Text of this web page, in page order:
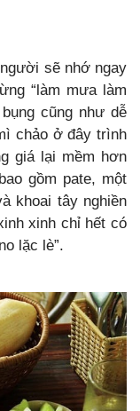
sẽ nhớ ngay
“làm mưa làm
cũng như dễ
chảo ở đây trình
giá lại mềm hơn
gồm pate, một
khoai tây nghiền
xinh chỉ hết có
lặc lè”.